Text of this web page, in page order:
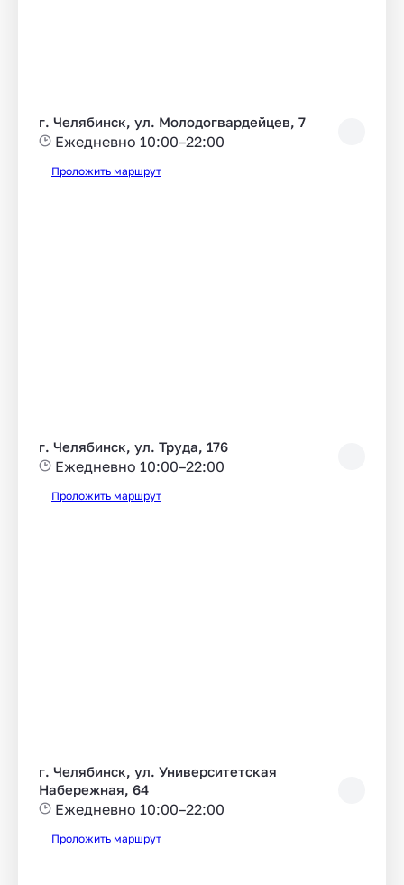
г. Челябинск, ул. Молодогвардейцев, 7
Ежедневно 10:00–22:00
Проложить маршрут
г. Челябинск, ул. Труда, 176
Ежедневно 10:00–22:00
Проложить маршрут
г. Челябинск, ул. Университетская
Набережная, 64
Ежедневно 10:00–22:00
Проложить маршрут